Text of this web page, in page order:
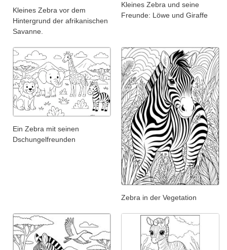
Kleines Zebra vor dem
Hintergrund der afrikanischen
Savanne.
Kleines Zebra und seine
Freunde: Löwe und Giraffe
Ein Zebra mit seinen
Dschungelfreunden
Zebra in der Vegetation